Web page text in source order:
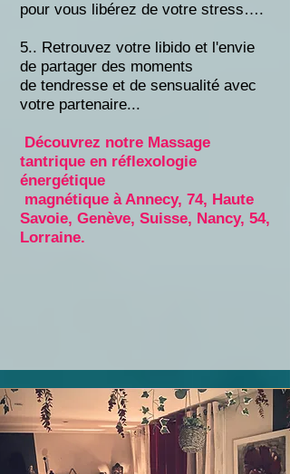
pour vous libérez de votre stress….
5.. Retrouvez votre libido et l'envie
de partager des moments
de tendresse et de sensualité avec
votre partenaire...
Découvrez notre Massage
tantrique en réflexologie
énergétique
magnétique à Annecy, 74, Haute
Savoie, Genève, Suisse, Nancy, 54,
Lorraine.